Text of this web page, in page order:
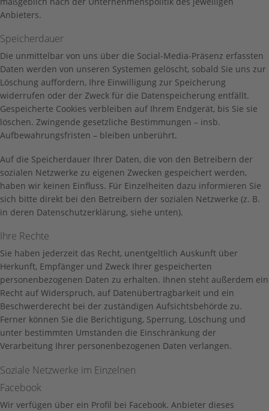
Anbieters.
Speicherdauer
Die unmittelbar von uns über die Social-Media-Präsenz erfassten
Daten werden von unseren Systemen gelöscht, sobald Sie uns zur
Löschung auffordern, Ihre Einwilligung zur Speicherung
widerrufen oder der Zweck für die Datenspeicherung entfällt.
Gespeicherte Cookies verbleiben auf Ihrem Endgerät, bis Sie sie
löschen. Zwingende gesetzliche Bestimmungen – insb.
Aufbewahrungsfristen – bleiben unberührt.
Auf die Speicherdauer Ihrer Daten, die von den Betreibern der
sozialen Netzwerke zu eigenen Zwecken gespeichert werden,
haben wir keinen Einfluss. Für Einzelheiten dazu informieren Sie
sich bitte direkt bei den Betreibern der sozialen Netzwerke (z. B.
in deren Datenschutzerklärung, siehe unten).
Ihre Rechte
Sie haben jederzeit das Recht, unentgeltlich Auskunft über
Herkunft, Empfänger und Zweck Ihrer gespeicherten
personenbezogenen Daten zu erhalten. Ihnen steht außerdem ein
Recht auf Widerspruch, auf Datenübertragbarkeit und ein
Beschwerderecht bei der zuständigen Aufsichtsbehörde zu.
Ferner können Sie die Berichtigung, Sperrung, Löschung und
unter bestimmten Umständen die Einschränkung der
Verarbeitung Ihrer personenbezogenen Daten verlangen.
Soziale Netzwerke im Einzelnen
Facebook
Wir verfügen über ein Profil bei Facebook. Anbieter dieses